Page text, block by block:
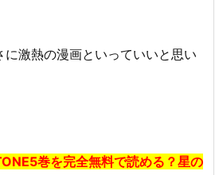
激熱の漫画といっていいと思い
巻を完全無料で読める？星の